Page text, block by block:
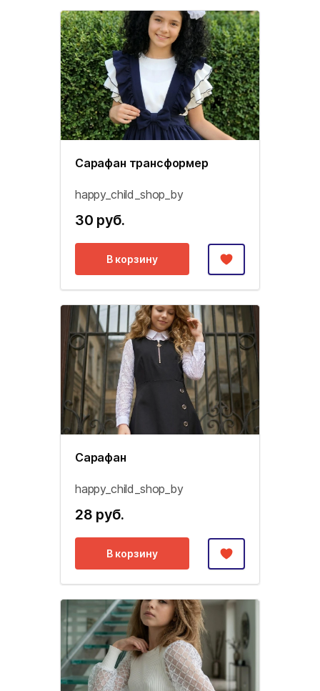
Сарафан трансформер
happy_child_shop_by
30 руб.
В корзину
Сарафан
happy_child_shop_by
28 руб.
В корзину